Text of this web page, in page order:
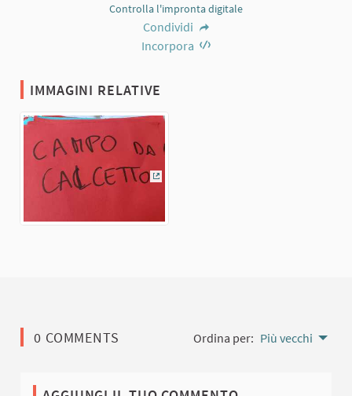
Controlla l'impronta digitale
Condividi
Incorpora
IMMAGINI RELATIVE
0 COMMENTS Ordina per: Più vecchi